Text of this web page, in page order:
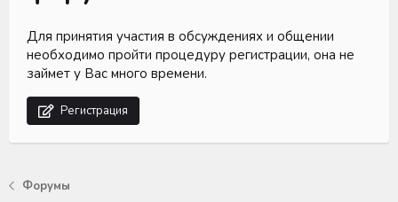
Для принятия участия в обсуждениях и общении
необходимо пройти процедуру регистрации, она не
займет у Вас много времени.
Регистрация
Форумы